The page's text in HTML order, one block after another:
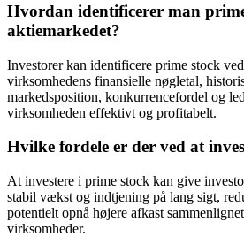
Hvordan identificerer man
aktiemarkedet?
Investorer kan identificere prime stock
virksomhedens finansielle nøgletal,
markedsposition, konkurrencefordel og
virksomheden effektivt og profitabelt.
Hvilke fordele er der ved at
At investere i prime stock kan give
stabil vækst og indtjening på lang sigt,
potentielt opnå højere afkast
virksomheder.